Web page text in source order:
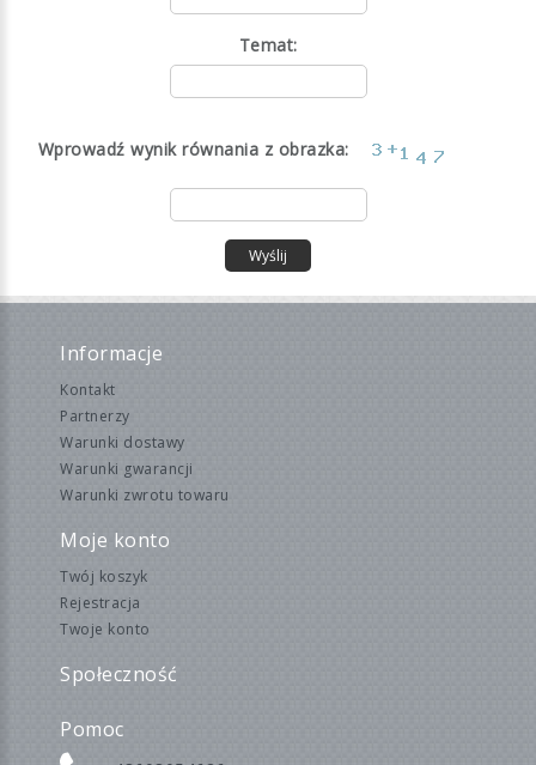
Temat:
Wprowadź wynik równania z obrazka:
Wyślij
Informacje
Kontakt
Partnerzy
Warunki dostawy
Warunki gwarancji
Warunki zwrotu towaru
Moje konto
Twój koszyk
Rejestracja
Twoje konto
Społeczność
Pomoc